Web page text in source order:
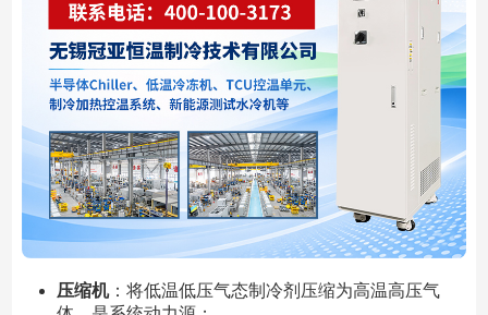
压缩机：将低温低压气态制冷剂压缩为高温高压气